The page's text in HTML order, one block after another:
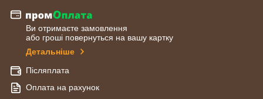
Ви отримаєте замовлення
або гроші повернуться на вашу картку
Детальніше
Післяплата
Оплата на рахунок